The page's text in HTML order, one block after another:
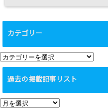
カテゴリー
カ
テ
リ
ー
過去の掲載記事リスト
過